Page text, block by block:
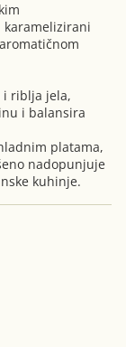
i riblja jela,
i balansira
platama,
nadopunjuje
kuhinje.